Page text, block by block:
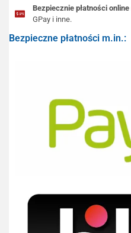
Bezpiecznie płatności online
GPay i inne.
Bezpieczne płatności m.in.: